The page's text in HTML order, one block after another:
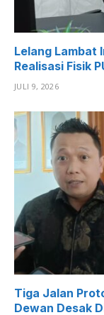
Lelang Lambat
Realisasi Fisik
JULI 9, 2026
Tiga Jalan
Dewan Desak